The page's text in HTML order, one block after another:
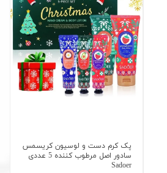
پک کرم دست و لوسیون کریسمس
سادور اصل مرطوب کننده 5 عددی
Sadoer